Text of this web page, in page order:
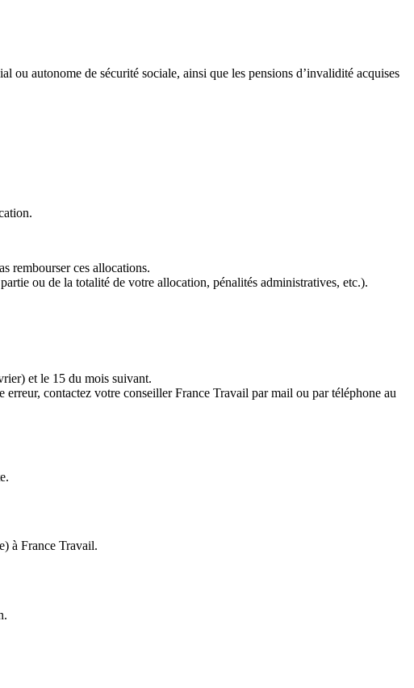
ou autonome de sécurité sociale, ainsi que les pensions d’invalidité acquises
rembourser ces allocations.
ou de la totalité de votre allocation, pénalités administratives, etc.).
et le 15 du mois suivant.
contactez votre conseiller France Travail par mail ou par téléphone au
à France Travail.